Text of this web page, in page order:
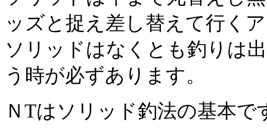
ッズと捉え差し替えて行く
ソリッドはなくとも釣りは
う時が必ずあります。
ＮTはソリッド釣法の基本